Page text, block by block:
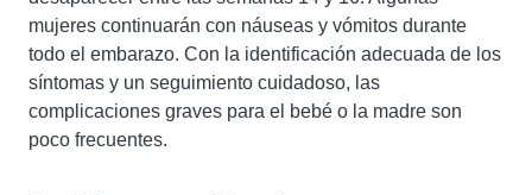
mujeres continuarán con náuseas y vómitos durante
todo el embarazo. Con la identificación adecuada de los
síntomas y un seguimiento cuidadoso, las
complicaciones graves para el bebé o la madre son
poco frecuentes.